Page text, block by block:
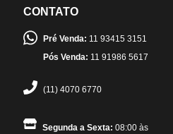
CONTATO
Pré Venda: 11 93415 3151
Pós Venda: 11 91986 5617
(11) 4070 6770
Segunda a Sexta: 08:00 às